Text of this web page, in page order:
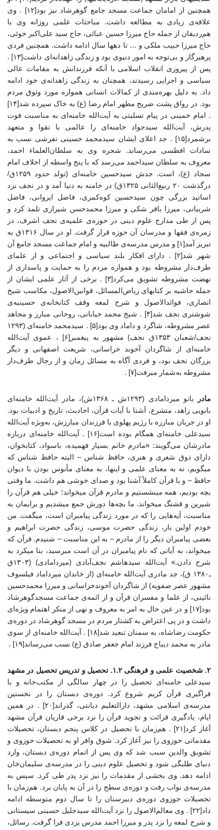
همچنین از امامان جماعت مسجد جامع گوهرشاد نیز بود[۱۲] . وی
علاقه‌ی زیادی به مطالعه داشت. مباحثات علمی روزانه وی با
هم‌ردیفان از جمله حاج میرزا حسین عبائی، حاج سید علی‌اکبر خوئی،
حاج میرزا حبیب ملکی و … تا دهها سال ادامه داشت. همچنین فردی
پرهیزگار و بی‌توجه به امور دنیوی بود و زندگی زاهدانه‌ای داشت[۱۳] .
پس از پیروزی انقلاب اسلامی با آنکه فرزندانش به مقامات عالی
سیاسی و اجرایی رسیدند، همچنان به زندگی زاهدانه‌ی خود ادامه
داد. به دلیل بهره‌مندی از کمالات انسانی همواره مورد وثوق مردم
بود. در رواق پشت ضریح مطهر امام رضا (ع) به خاک سپرده شد[۱۴]
. امام خمینی در پیام تسلیتی به آیت‌الله خامنه‌ای به مناسبت فوت
پدرش، آیت‌الله سیدجواد خامنه‌ای را عالمی با تقوا و متعهد
برشمرد[۱۵] . جد اعلای ایشان سیدمحمد حسینی تفرشی نسب به
سادات افطسی می‌رساند. شجره وی به سلطان‌العلماء احمد،
معروف به سلطان سیداحمد می‌رسد که با پنج واسطه از اخلاف امام
سجاد (ع)، است. جدش سیدحسین خامنه‌ای (تولد حدود ۱۲۵۹ق/
درگذشت ۲۰ ربیع‌الثانی ۱۳۲۵ق) در خامنه به دنیا آمد و در نجف نزد
اساتید بزرگی چون سیدحسین کوه‌کمری، فاضل ایروانی، فاضل
شربیانی، میرزا باقر شکی و میرزا محمدحسن شیرازی تلمذ کرد و
پس از طی مدارج علوم دینی در حوزه‌ی علمیه‌ی نجف اشرف، در
زمره‌ی فقها و مدرسان آن حوزه قرار گرفت. او در سال ۱۳۱۶ق به
تبریز آمد[۱] و مدرس مدرسه‌ی طالبیه و امام جماعت مسجد جامع آن
شهر شد[۲] . دارای افکار بلند سیاسی و اجتماعی و از علمای
طرف‌دار مشروطه بود و همواره مردم را به حمایت و پاسداری از
نهضت مشروطه تشویق می‌کرد[۳] . برخی از آثار علمی ایشان از
جمله حاشیه بر کتابهای ریاض‌المسائل، قوانین‌الاصول، مکاسب شیخ
انصاری، فوائدالاصول و شرح لمعه وقف کتابخانه‌ی حسینیه‌ی
شوشتری نجف شد[۴] . شیخ محمد خیابانی، روحانی مبارز و مجاهد
عصر مشروطه، شاگرد و داماد وی بود[۵] . سیدمحمد خامنه‌ای (۱۲۹۳
نجف/شعبان ۱۳۵۳ق نجف) مشهور به پیغمبر[۶] ، عموی آیت‌الله
خامنه‌ای از شاگردان آخوند خراسانی، شریعت اصفهانی و دیگر
بزرگان نجف بود، و فردی آگاه به مسائل زمان و از رجال طرف‌دار
مشروطه به‌شمار میرفت[۷] .
مادر
بانو میردامادی (۱۲۹۳ش ـ ۱۳۶۸ش)، مادر آیت‌الله خامنه‌ای
بانویی زاهد، متشرع، آشنا با آیات قرآن، احادیث، تاریخ و ادبیات بود.
او در جریان مبارزه با رژیم پهلوی با فرزندان مبارزش، به‌ویژه آیت‌الله
سیدعلی خامنه‌ای همگام بوده است[۱۶] . آیت‌الله خامنه‌ای درباره
مادرشان می‌گویند: «مادرم خانم بسیار فهمیده، باسواد، کتابخوان،
دارای ذوق شعری و هنری، حافظ شناس – البته حافظ شناس که
میگویم، نه به معنای علمی و اینها، به معنای مأنوس بودن با دیوان
حافظ – و با قرآن کاملاً آشنا بود و صدای خوشی هم داشت. ما وقتی
بچه بودیم، همه مینشستیم و مادرم قرآن میخواند؛ خیلی هم قرآن را
شیرین و قشنگ میخواند. ما بچه‌ها دورش جمع میشدیم و برایمان به
مناسبت، آیه‌هایی را که در مورد زندگی پیامبران است، میگفت. من
خودم اولین بار، زندگی حضرت موسی، زندگی حضرت ابراهیم و
بعضی پیامبران دیگر را از مادرم – به این مناسبت – شنیدم. قرآن که
میخواند، به آیاتی که نام پیامبران در آن است میرسید، بنا میکرد به
شرح دادن.» آیت‌الله سیدهاشم نجف‌آبادی (میردامادی) (۱۳۰۳ق
ـ۱۳۸۰ ق)، جد مادری آیت‌الله خامنه‌ای (از خاندان میرداماد فیلسوف
مشهور عصر صفویه) از شاگردان آخوندخراسانی و میرزا محمدحسین
نائینی، از علما و مفسران قرآن و از ائمه‌ی جماعت مسجدگوهرشاد
بود[۱۷] و در عین حال به امر به معروف و نهی از منکر اهتمام ویژه‌ای
داشت و در پی اعتراض به کشتار مردم در مسجد گوهرشاد در دوره‌ی
حکومت رضاشاه، به سمنان تبعید شد[۱۸] . آیت‌الله خامنه‌ای از سوی
مادر به محمد دیباج فرزند امام جعفر صادق (ع) نسب می‌رساند[۱۹] .
۲. شخصیت علمی و فرهنگی ۱.۲. تحصیل و تدریس
تحصیل در مشهد
سیدعلی خامنه‌ای تحصیل را در چهار سالگی از مکتب‌خانه و با
فراگیری قرآن کریم شروع کرد. دوره‌ی دبستان را در نخستین
مدرسه‌ی اسلامی مشهد، دارالتعلیم دیانتی، گذراند[۲۰] . در همین
ایام، یادگیری قرائت و تجوید قرآن را نزد برخی قاریان قرآن مشهد
آغاز کرد[۲۱] . هم‌زمان با تحصیل در کلاس پنجم دبستان، تحصیلات
مقدماتی حوزوی را نیز آغاز کرد. شوق وافر او به تحصیلات حوزوی و
تشویق والدین سبب شد که وی پس از اتمام دوره‌ی دبستان، وارد
دنیای طلبگی شود و تحصیل علوم دینی را در مدرسه‌ی سلیمان‌خان
ادامه دهد. وی بخشی از مقدمات را نیز نزد پدر طی کرد. سپس به
مدرسه‌ی نواب رفت و دوره‌ی سطح را در آن به پایان برد. هم‌زمان با
تحصیلات حوزوی دوره‌ی دبیرستان را تا سال دوم متوسطه ادامه
داد[۲۲] . وی معالم‌الاصول را نزد آیت‌الله سیدجلیل حسینی سیستانی
و شرح لمعه را نزد پدر و میرزا احمد مدرس یزدی فرا گرفت. رسائل،